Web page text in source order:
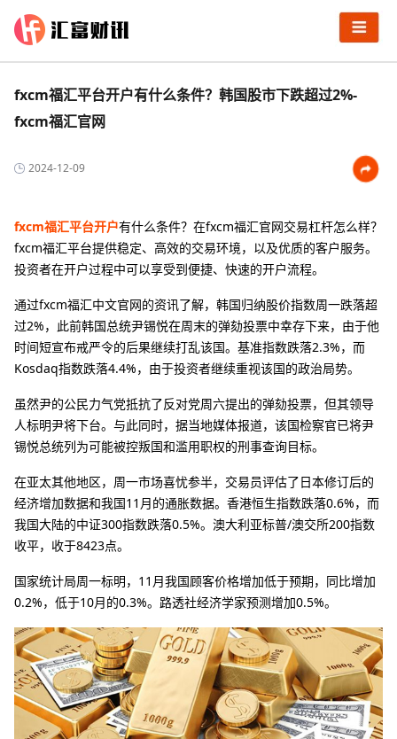
fxcm福汇平台开户有什么条件？韩国股市下跌超过2%-
fxcm福汇官网
2024-12-09
fxcm福汇平台开户有什么条件？在fxcm福汇官网交易杠杆怎么样？
fxcm福汇平台提供稳定、高效的交易环境，以及优质的客户服务。
投资者在开户过程中可以享受到便捷、快速的开户流程。
通过fxcm福汇中文官网的资讯了解，韩国归纳股价指数周一跌落超
过2%，此前韩国总统尹锡悦在周末的弹劾投票中幸存下来，由于他
时间短宣布戒严令的后果继续打乱该国。基准指数跌落2.3%，而
Kosdaq指数跌落4.4%，由于投资者继续重视该国的政治局势。
虽然尹的公民力气党抵抗了反对党周六提出的弹劾投票，但其领导
人标明尹将下台。与此同时，据当地媒体报道，该国检察官已将尹
锡悦总统列为可能被控叛国和滥用职权的刑事查询目标。
在亚太其他地区，周一市场喜忧参半，交易员评估了日本修订后的
经济增加数据和我国11月的通胀数据。香港恒生指数跌落0.6%，而
我国大陆的中证300指数跌落0.5%。澳大利亚标普/澳交所200指数
收平，收于8423点。
国家统计局周一标明，11月我国顾客价格增加低于预期，同比增加
0.2%，低于10月的0.3%。路透社经济学家预测增加0.5%。